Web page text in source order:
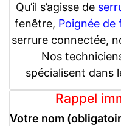
Qu’il s’agisse de
fenêtre, Poignée de
serrure connectée,
Nos
spécialisent dans
Rappel
Votre nom